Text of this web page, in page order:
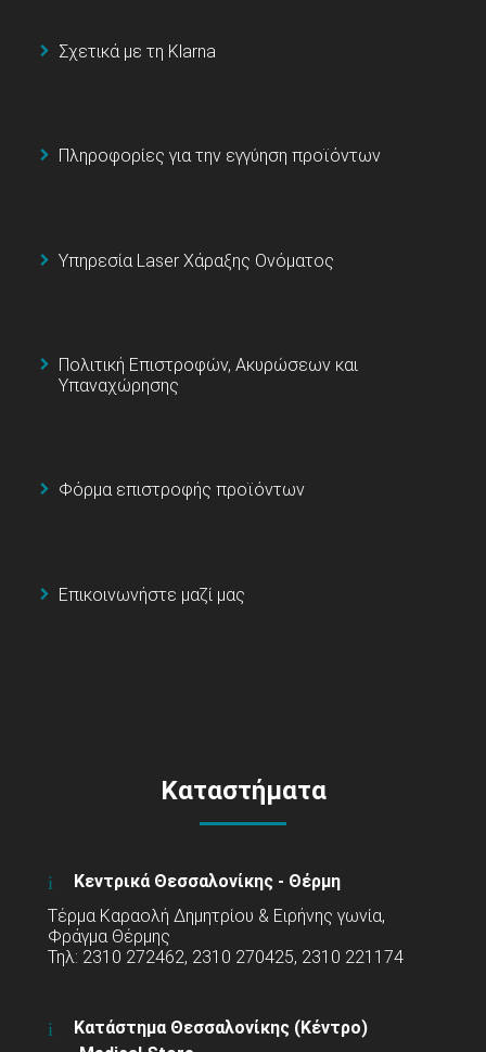
Σχετικά με τη Klarna
Πληροφορίες για την εγγύηση προϊόντων
Υπηρεσία Laser Χάραξης Ονόματος
Πολιτική Επιστροφών, Ακυρώσεων και
Υπαναχώρησης
Φόρμα επιστροφής προϊόντων
Επικοινωνήστε μαζί μας
Καταστήματα
Κεντρικά Θεσσαλονίκης - Θέρμη
Τέρμα Καραολή Δημητρίου & Ειρήνης γωνία,
Φράγμα Θέρμης
Τηλ: 2310 272462, 2310 270425, 2310 221174
Κατάστημα Θεσσαλονίκης (Κέντρο)